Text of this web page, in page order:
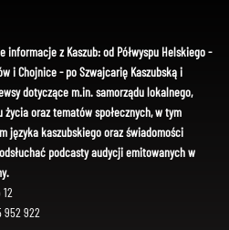
z Kaszub: od Półwyspu Helskiego -
i Chojnice - po Szwajcarię Kaszubską i
dotyczące m.in. samorządu lokalnego,
oraz tematów społecznych, w tym
języka kaszubskiego oraz świadomości
podcasty audycji emitowanych w
952 922